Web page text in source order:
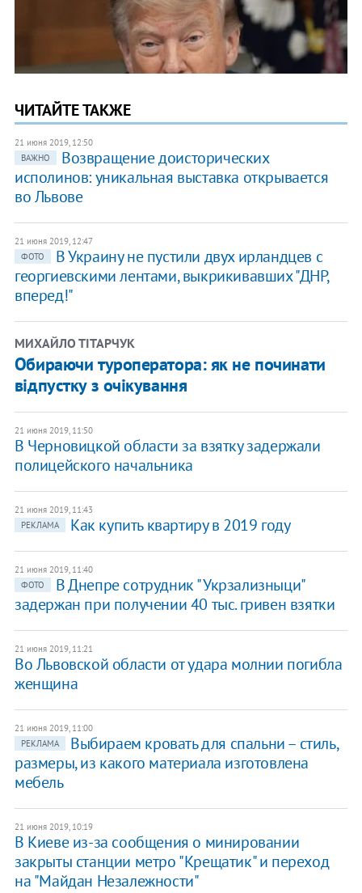
ЧИТАЙТЕ ТАКЖЕ
21 июня 2019, 12:50
ВАЖНО
Возвращение доисторических
исполинов: уникальная выставка открывается
во Львове
21 июня 2019, 12:47
ФОТО
В Украину не пустили двух ирландцев с
георгиевскими лентами, выкрикивавших "ДНР,
вперед!"
МИХАЙЛО ТIТАРЧУК
Обираючи туроператора: як не починати
відпустку з очікування
21 июня 2019, 11:50
В Черновицкой области за взятку задержали
полицейского начальника
21 июня 2019, 11:43
РЕКЛАМА
Как купить квартиру в 2019 году
21 июня 2019, 11:40
ФОТО
В Днепре сотрудник "Укрзализныци"
задержан при получении 40 тыс. гривен взятки
21 июня 2019, 11:21
Во Львовской области от удара молнии погибла
женщина
21 июня 2019, 11:00
РЕКЛАМА
Выбираем кровать для спальни – стиль,
размеры, из какого материала изготовлена
мебель
21 июня 2019, 10:19
​В Киеве из-за сообщения о минировании
закрыты станции метро "Крещатик" и переход
на "Майдан Незалежности"